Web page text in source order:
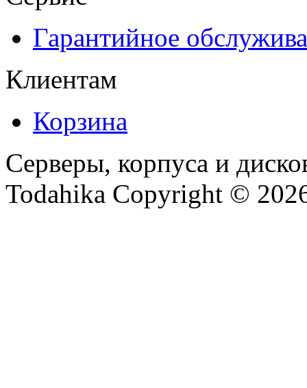
Гарантийное
Клиентам
Корзина
Серверы, корпуса и
Todahika Copyright ©